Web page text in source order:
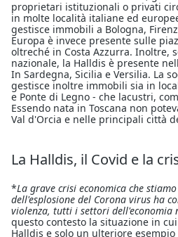
proprietari istituzionali o privati
in molte località italiane ed
gestisce immobili a Bologna,
Europa è invece presente sulle
oltreché in Costa Azzurra. Inoltre,
nazionale, la Halldis è presente
In Sardegna, Sicilia e Versilia. La
gestisce inoltre immobili sia in
e Ponte di Legno - che lacustri,
Essendo nata in Toscana non
Val d'Orcia e nelle principali città
La Halldis, il Covid e la
*La grave crisi economica che
dell'esplosione del Corona virus ha
violenza, tutti i settori dell'economia
questo contesto la situazione in
Halldis e solo un ulteriore